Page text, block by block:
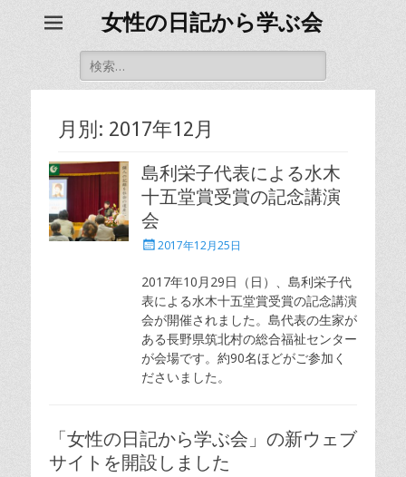
女性の日記から学ぶ会
検
索
象:
月別: 2017年12月
島利栄子代表による水木
十五堂賞受賞の記念講演
会
投
日
2017年12月25日
2017年10月29日（日）、島利栄子代
表による水木十五堂賞受賞の記念講演
会が開催されました。島代表の生家が
ある長野県筑北村の総合福祉センター
が会場です。約90名ほどがご参加く
ださいました。
「女性の日記から学ぶ会」の新ウェブ
サイトを開設しました